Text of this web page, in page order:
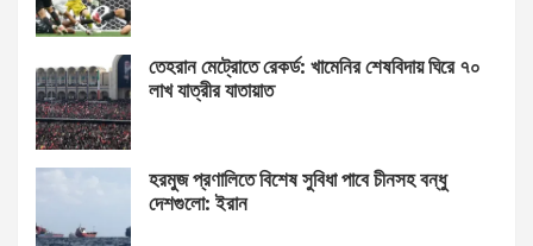
তেহরান মেট্রোতে রেকর্ড: খামেনির শেষবিদায় ঘিরে ৭০
লাখ যাত্রীর যাতায়াত
হরমুজ প্রণালিতে বিশেষ সুবিধা পাবে চীনসহ বন্ধু
দেশগুলো: ইরান